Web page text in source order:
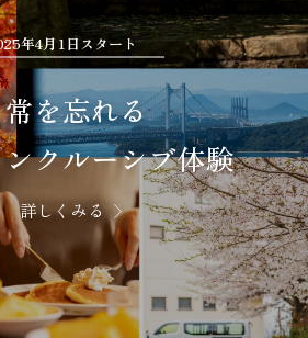
年4月1日スタート
を忘れる
クルーシブ体験
詳しくみる